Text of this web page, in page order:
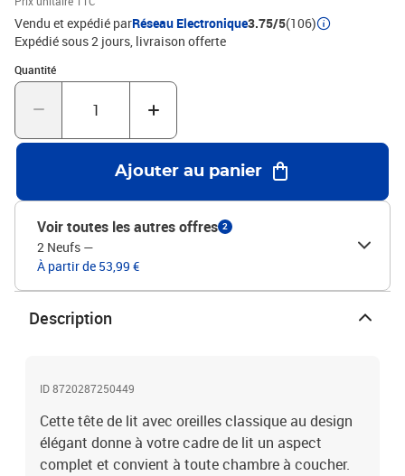
matelas assortis.Chaque produit est livré avec un manuel de
montage dans la boîte pour un montage facile.Couleur : gris clair
Matériau : velours (100% polyester), bois d'ingénierie, bois de
mélèze massifMatériau de remplissage : mousseDimensions : 93 x
23 x 78/88 cm (l x P x H)La livraison contient :1 x tête de lit2 x
oreille
Vendu et expédié parRéseau Electronique3.75/5(106)
Expédié sous 2 jours livraison offerte
Quantité
Quantité : 1
Ajouter au panier
Voir toutes les autres offres 2
2 Neufs —
À partir de 53,99 €
Description
ID 8720287250449
Cette tête de lit avec oreilles classique au design
élégant donne à votre cadre de lit un aspect
complet et convient à toute chambre à coucher.